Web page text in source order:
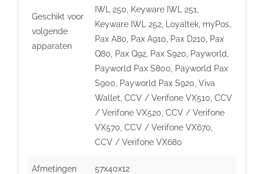
Geschikt voor
volgende
apparaten
IWL 250, Keyware IWL 251,
Keyware IWL 252, Loyaltek, myPos,
Pax A80, Pax A910, Pax D210, Pax
Q80, Pax Q92, Pax S920, Payworld,
Payworld Pax S800, Payworld Pax
S900, Payworld Pax S920, Viva
Wallet, CCV / Verifone VX510, CCV
/ Verifone VX520, CCV / Verifone
VX570, CCV / Verifone VX670,
CCV / Verifone VX680
Afmetingen 57x40x12